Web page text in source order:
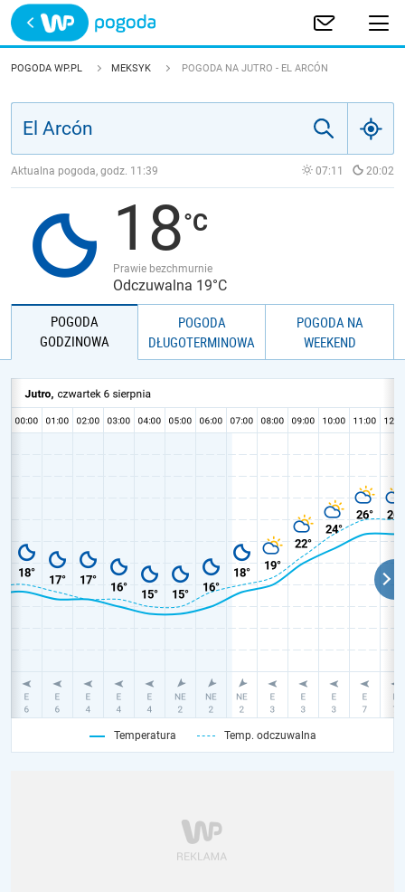
Trwa ładowanie
POLSKA
JAKOŚĆ POWIETRZA
POGODA WP.PL MEKSYK POGODA NA JUTRO - EL ARCÓN
Aktualna pogoda, godz. 11:39 07:11 20:02
18
Prawie bezchmurnie
Odczuwalna 19°C
POGODA
GODZINOWA
POGODA
DŁUGOTERMINOWA
POGODA NA
WEEKEND
Temperatura Temp. odczuwalna